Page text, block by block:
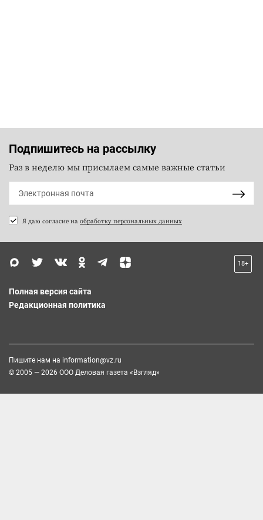
Подпишитесь на рассылку
Раз в неделю мы присылаем самые важные статьи
Я даю согласие на обработку персональных данных
18+
Полная версия сайта
Редакционная политика
Пишите нам на information@vz.ru
© 2005 — 2026 ООО Деловая газета «Взгляд»